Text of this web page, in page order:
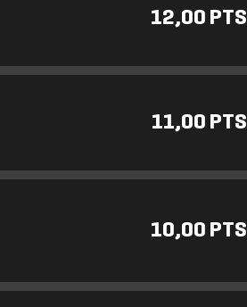
12,00 PTS
11,00 PTS
10,00 PTS